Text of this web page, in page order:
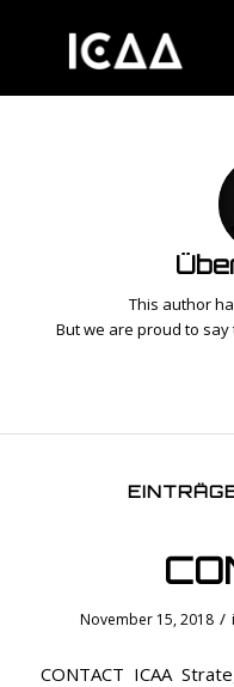
This author
But we are proud to say
November 15, 2018 /
CONTACT ICAA